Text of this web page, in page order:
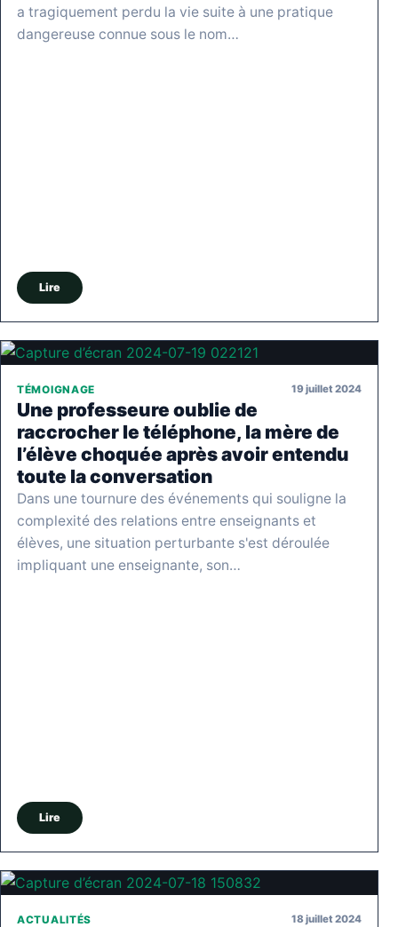
a tragiquement perdu la vie suite à une pratique
dangereuse connue sous le nom…
Lire
TÉMOIGNAGE 19 juillet 2024
Une professeure oublie de
raccrocher le téléphone, la mère de
l’élève choquée après avoir entendu
toute la conversation
Dans une tournure des événements qui souligne la
complexité des relations entre enseignants et
élèves, une situation perturbante s'est déroulée
impliquant une enseignante, son…
Lire
ACTUALITÉS 18 juillet 2024